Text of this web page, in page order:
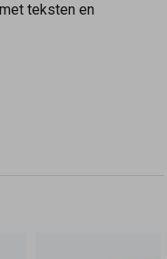
teksten en